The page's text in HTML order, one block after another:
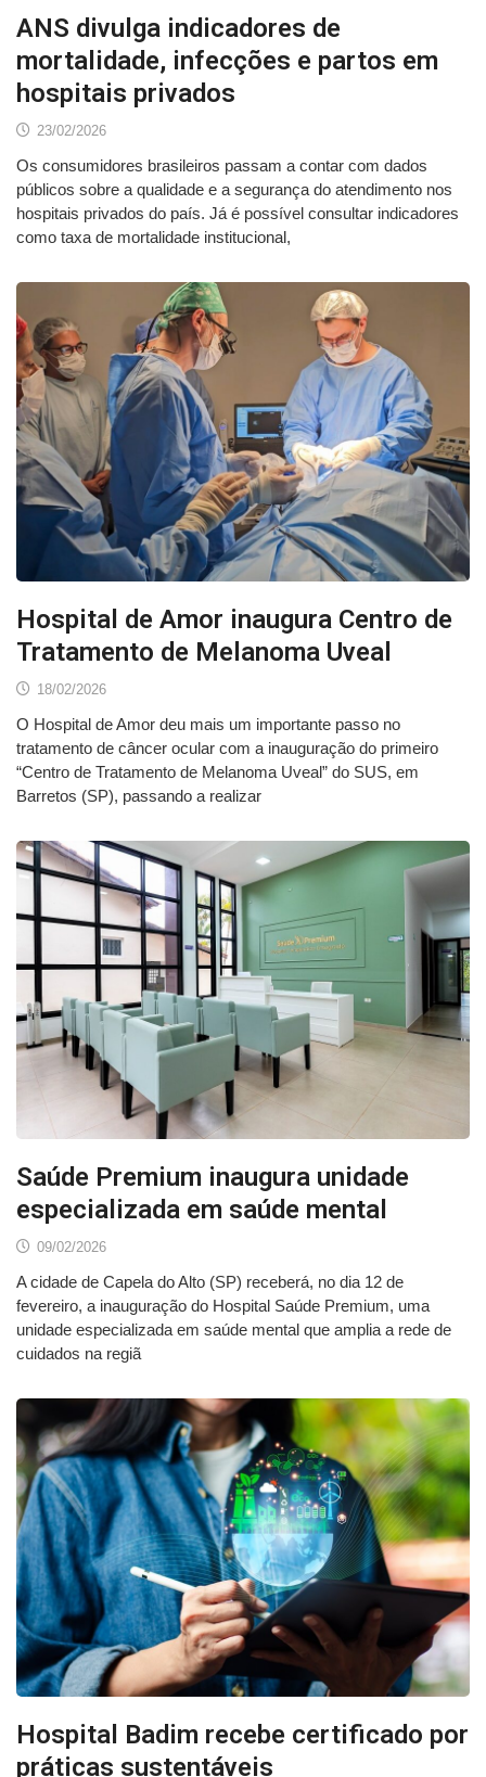
ANS divulga indicadores de
mortalidade, infecções e partos em
hospitais privados
23/02/2026
Os consumidores brasileiros passam a contar com dados
públicos sobre a qualidade e a segurança do atendimento nos
hospitais privados do país. Já é possível consultar indicadores
como taxa de mortalidade institucional,
Hospital de Amor inaugura Centro de
Tratamento de Melanoma Uveal
18/02/2026
O Hospital de Amor deu mais um importante passo no
tratamento de câncer ocular com a inauguração do primeiro
“Centro de Tratamento de Melanoma Uveal” do SUS, em
Barretos (SP), passando a realizar
Saúde Premium inaugura unidade
especializada em saúde mental
09/02/2026
A cidade de Capela do Alto (SP) receberá, no dia 12 de
fevereiro, a inauguração do Hospital Saúde Premium, uma
unidade especializada em saúde mental que amplia a rede de
cuidados na regiã
Hospital Badim recebe certificado por
práticas sustentáveis